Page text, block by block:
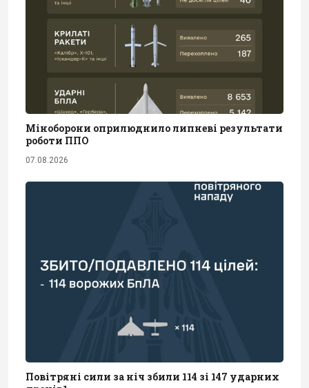
Міноборони оприлюднило липневі результати
роботи ППО
07.08.2026
Повітряні сили за ніч збили 114 зі 147 ударних